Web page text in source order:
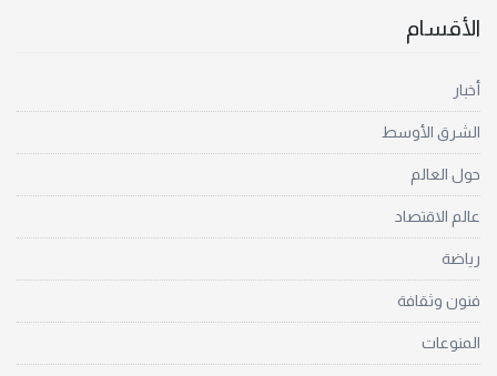
الأقسام
أخبار
الشرق الأوسط
حول العالم
عالم الاقتصاد
رياضة
فنون وثقافة
المنوعات